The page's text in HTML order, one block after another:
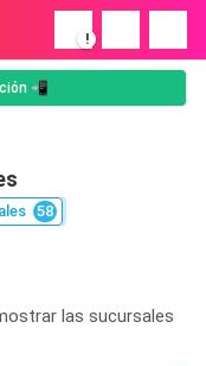
!
📲
58
las sucursales